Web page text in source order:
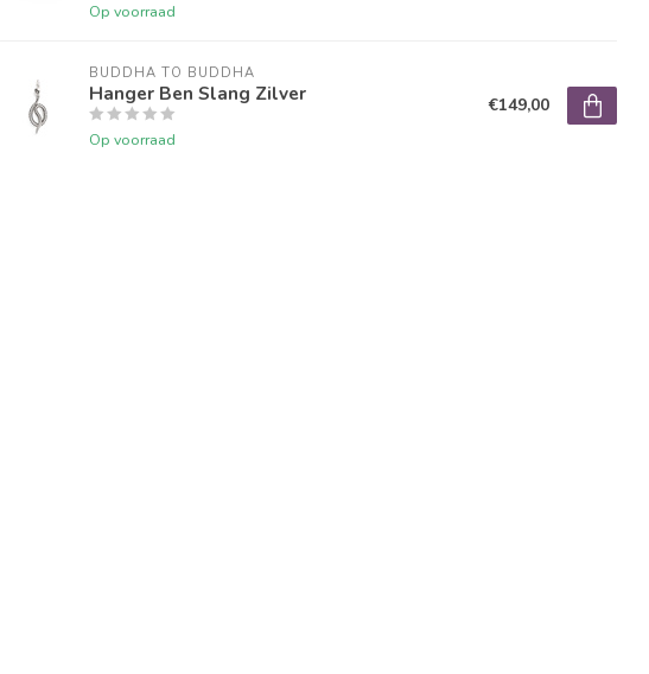
Op voorraad
BUDDHA TO BUDDHA
Hanger Ben Slang Zilver
Op voorraad
€149,00